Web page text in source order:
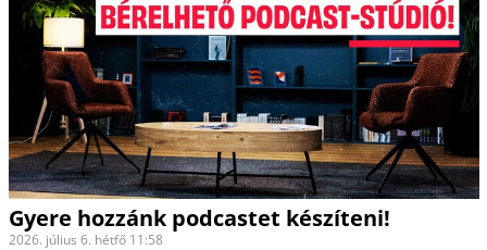
Gyere hozzánk podcastet készíteni!
2026. július 6. hétfő 11:58